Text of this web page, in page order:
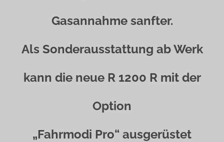
Gasannahme sanfter.
Als Sonderausstattung ab Werk
kann die neue R 1200 R mit der
Option
„Fahrmodi Pro“ ausgerüstet